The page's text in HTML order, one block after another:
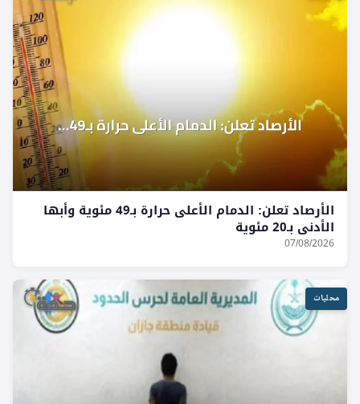
الأرصاد تعلن: الدمام الأعلى حرارة بـ49 مئوية وأبها
الأدنى بـ20 مئوية
07/08/2026
محليات